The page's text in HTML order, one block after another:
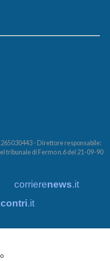
- Direttore responsabile:
tribunale di Fermo n.6 del 21-09-90
corrierenews.it
.it